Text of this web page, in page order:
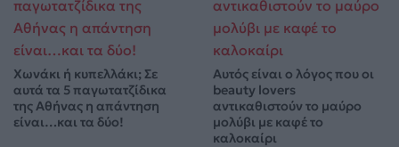
Χωνάκι ή κυπελλάκι; Σε
αυτά τα 5 παγωτατζίδικα
της Αθήνας η απάντηση
είναι…και τα δύο!
Αυτός είναι ο λόγος που οι
beauty lovers
αντικαθιστούν το μαύρο
μολύβι με καφέ το
καλοκαίρι